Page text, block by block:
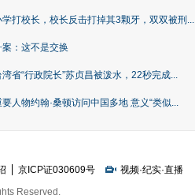
打校长，校长反击打掉其3颗牙，双双被刑...
：这不是交换
省“行政院长”苏贞昌被泼水，22秒完成...
人物约翰·桑顿访问中国多地 意义“类似...
京ICP证030609号 视频·纪实·直播
Reserved.